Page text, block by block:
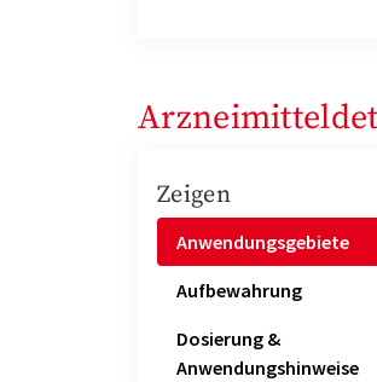
Zeigen
Anwendungsgebiete
Aufbewahrung
Dosierung &
Anwendungshinweise